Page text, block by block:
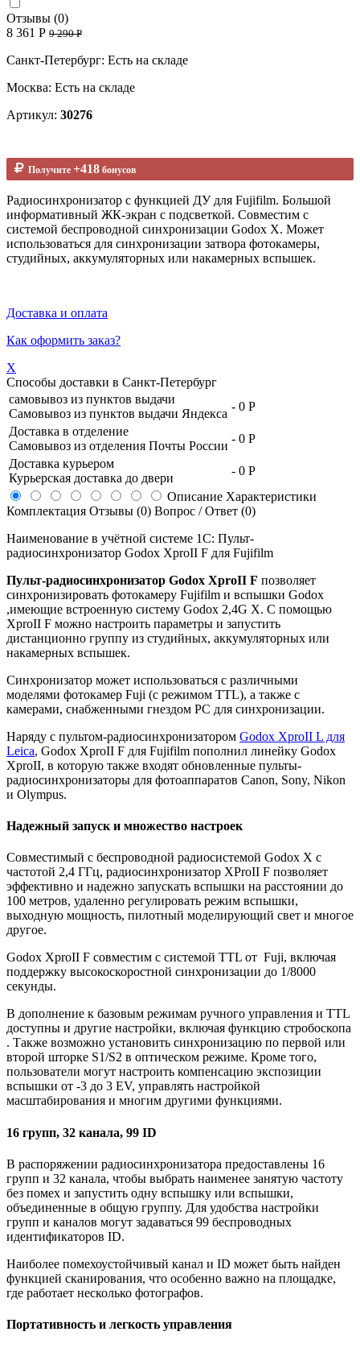
Отзывы (0)
8 361 Р 9 290 Р
Санкт-Петербург: Есть на складе
Москва: Есть на складе
Артикул: 30276
Получите +418 бонусов
Радиосинхронизатор с функцией ДУ для Fujifilm. Большой
информативный ЖК-экран с подсветкой. Совместим с
системой беспроводной синхронизации Godox X. Может
использоваться для синхронизации затвора фотокамеры,
студийных, аккумуляторных или накамерных вспышек.
Доставка и оплата
Как оформить заказ?
X
Способы доставки в Санкт-Петербург
самовывоз из пунктов выдачи
Самовывоз из пунктов выдачи Яндекса
- 0 Р
Доставка в отделение
Самовывоз из отделения Почты России
- 0 Р
Доставка курьером
Курьерская доставка до двери
- 0 Р
Описание Характеристики
Комплектация Отзывы (0) Вопрос / Ответ (0)
Наименование в учётной системе 1С: Пульт-
радиосинхронизатор Godox XproII F для Fujifilm
Пульт-радиосинхронизатор Godox XproII F позволяет
синхронизировать фотокамеру Fujifilm и вспышки Godox
,имеющие встроенную систему Godox 2,4G X. С помощью
XproII F можно настроить параметры и запустить
дистанционно группу из студийных, аккумуляторных или
накамерных вспышек.
Синхронизатор может использоваться с различными
моделями фотокамер Fuji (с режимом TTL), а также с
камерами, снабженными гнездом PC для синхронизации.
Наряду с пультом-радиосинхронизатором Godox XproII L для
Leica, Godox XproII F для Fujifilm пополнил линейку Godox
XproII, в которую также входят обновленные пульты-
радиосинхронизаторы для фотоаппаратов Canon, Sony, Nikon
и Olympus.
Надежный запуск и множество настроек
Совместимый с беспроводной радиосистемой Godox X с
частотой 2,4 ГГц, радиосинхронизатор XProII F позволяет
эффективно и надежно запускать вспышки на расстоянии до
100 метров, удаленно регулировать режим вспышки,
выходную мощность, пилотный моделирующий свет и многое
другое.
Godox XproII F совместим с системой TTL от Fuji, включая
поддержку высокоскоростной синхронизации до 1/8000
секунды.
В дополнение к базовым режимам ручного управления и TTL
доступны и другие настройки, включая функцию стробоскопа
. Также возможно установить синхронизацию по первой или
второй шторке S1/S2 в оптическом режиме. Кроме того,
пользователи могут настроить компенсацию экспозиции
вспышки от -3 до 3 EV, управлять настройкой
масштабирования и многим другими функциями.
16 групп, 32 канала, 99 ID
В распоряжении радиосинхронизатора предоставлены 16
групп и 32 канала, чтобы выбрать наименее занятую частоту
без помех и запустить одну вспышку или вспышки,
объединенные в общую группу. Для удобства настройки
групп и каналов могут задаваться 99 беспроводных
идентификаторов ID.
Наиболее помехоустойчивый канал и ID может быть найден
функцией сканирования, что особенно важно на площадке,
где работает несколько фотографов.
Портативность и легкость управления